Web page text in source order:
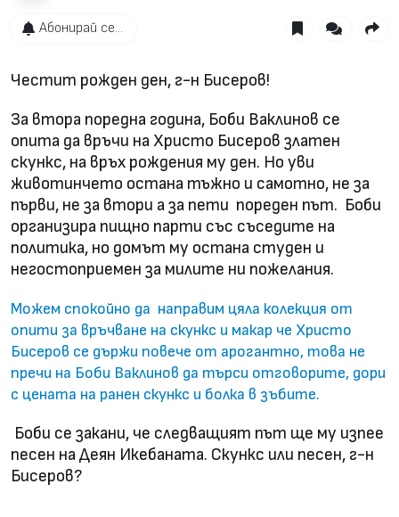
Абонирай се...
Честит рожден ден, г-н Бисеров!
За втора поредна година, Боби Ваклинов се
опита да връчи на Христо Бисеров златен
скункс, на връх рождения му ден. Но уви
животинчето остана тъжно и самотно, не за
първи, не за втори а за пети пореден път. Боби
организира пищно парти със съседите на
политика, но домът му остана студен и
негостоприемен за милите ни пожелания.
Можем спокойно да направим цяла колекция от
опити за връчване на скункс и макар че Христо
Бисеров се държи повече от арогантно, това не
пречи на Боби Ваклинов да търси отговорите, дори
с цената на ранен скункс и болка в зъбите.
Боби се закани, че следващият път ще му изпее
песен на Деян Икебаната. Скункс или песен, г-н
Бисеров?